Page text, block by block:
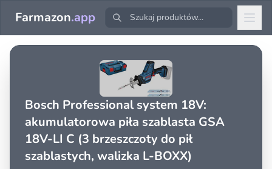
Farmazon.app
Bosch Professional system 18V:
akumulatorowa piła szablasta GSA
18V-LI C (3 brzeszczoty do pił
szablastych, walizka L-BOXX)